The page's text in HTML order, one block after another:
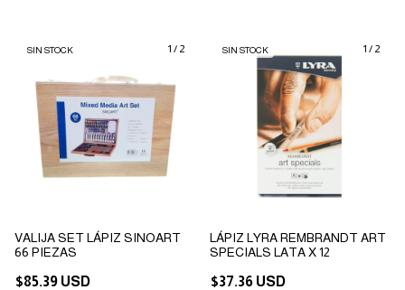
1 / 2
SIN STOCK
VALIJA SET LÁPIZ SINOART
66 PIEZAS
$85.39 USD
1 / 2
SIN STOCK
LÁPIZ LYRA REMBRANDT ART
SPECIALS LATA X 12
$37.36 USD